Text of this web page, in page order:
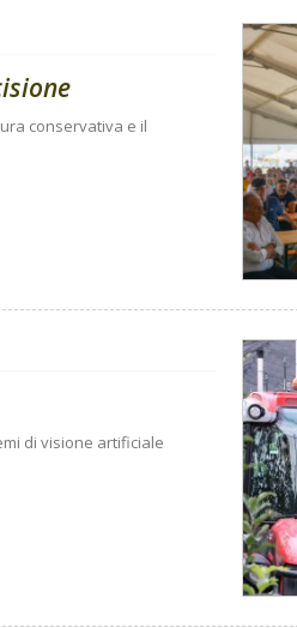
conservativa e il
di visione artificiale